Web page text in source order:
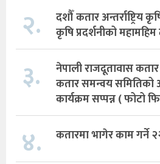
२.
दशौँ कतार अन्तर्राष्ट्रिय
कृषि प्रदर्शनीको
३.
नेपाली राजदूतावास
कतार समन्वय समितिको
कार्यक्रम सप्पन्न ( फोटो
४. कतारमा भागेर काम गर्ने